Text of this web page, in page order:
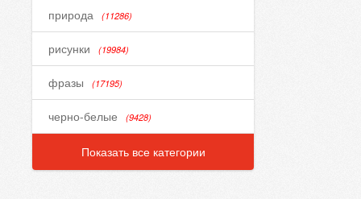
природа (11286)
рисунки (19984)
фразы (17195)
черно-белые (9428)
Показать все категории